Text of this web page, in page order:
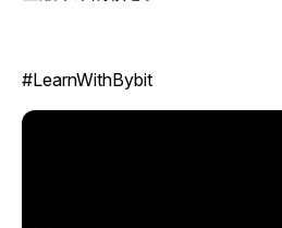
#LearnWithBybit